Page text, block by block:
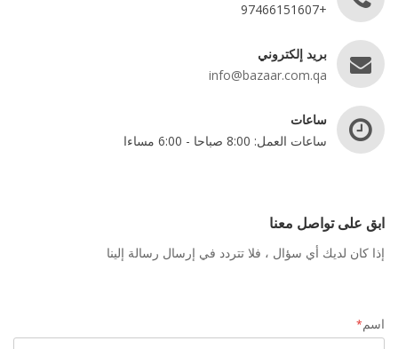
+97466151607
بريد إلكتروني
info@bazaar.com.qa
ساعات
ساعات العمل: 8:00 صباحا - 6:00 مساءا
ابق على تواصل معنا
إذا كان لديك أي سؤال ، فلا تتردد في إرسال رسالة إلينا
اسم